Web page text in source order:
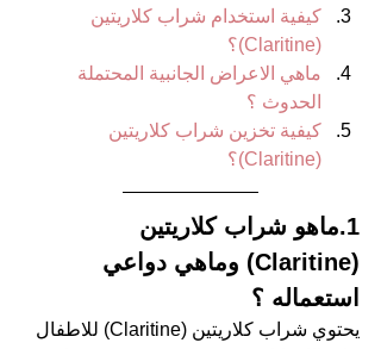
كيفية استخدام شراب كلاريتين
(Claritine)؟
ماهي الاعراض الجانبية المحتملة
الحدوث ؟
كيفية تخزين شراب كلاريتين
(Claritine)؟
1.ماهو شراب كلاريتين
(Claritine) وماهي دواعي
استعماله ؟
يحتوي شراب كلاريتين (Claritine) للاطفال